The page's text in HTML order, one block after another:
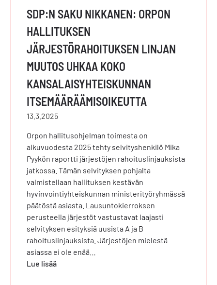
SDP:N SAKU NIKKANEN: ORPON
HALLITUKSEN
JÄRJESTÖRAHOITUKSEN LINJAN
MUUTOS UHKAA KOKO
KANSALAISYHTEISKUNNAN
ITSEMÄÄRÄÄMISOIKEUTTA
13.3.2025
Orpon hallitusohjelman toimesta on
alkuvuodesta 2025 tehty selvityshenkilö Mika
Pyykön raportti järjestöjen rahoituslinjauksista
jatkossa. Tämän selvityksen pohjalta
valmistellaan hallituksen kestävän
hyvinvointiyhteiskunnan ministerityöryhmässä
päätöstä asiasta. Lausuntokierroksen
perusteella järjestöt vastustavat laajasti
selvityksen esityksiä uusista A ja B
rahoituslinjauksista. Järjestöjen mielestä
asiassa ei ole enää…
Lue lisää